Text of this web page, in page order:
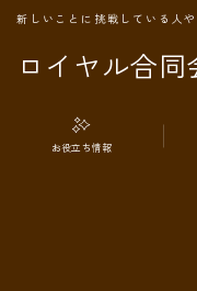
ロイヤル合同
新しいことに挑戦している人
MENU
TOPページ
お役立ち情報